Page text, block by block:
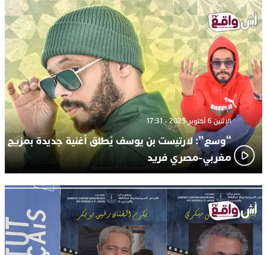
الإثنين 6 أكتوبر 2025 - 17:31
“وسع”: لارتيست بن يوسف يُطلق أغنية جديدة بمزيج
مغربي-مصري فريد